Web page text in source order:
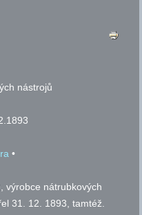
nástrojů
•
výrobce nátrubkových
31. 12. 1893, tamtéž.